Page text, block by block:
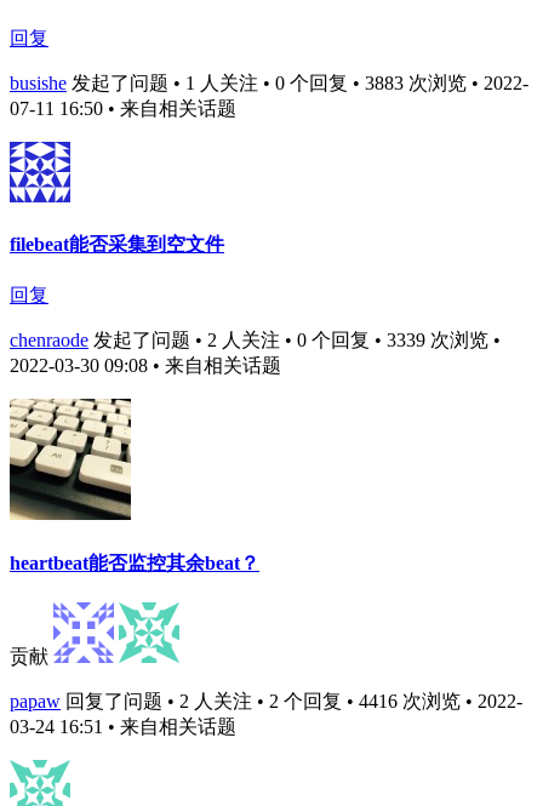
回复
busishe 发起了问题 • 1 人关注 • 0 个回复 • 3883 次浏览 • 2022-
07-11 16:50 • 来自相关话题
filebeat能否采集到空文件
回复
chenraode 发起了问题 • 2 人关注 • 0 个回复 • 3339 次浏览 •
2022-03-30 09:08 • 来自相关话题
heartbeat能否监控其余beat？
贡献
papaw 回复了问题 • 2 人关注 • 2 个回复 • 4416 次浏览 • 2022-
03-24 16:51 • 来自相关话题